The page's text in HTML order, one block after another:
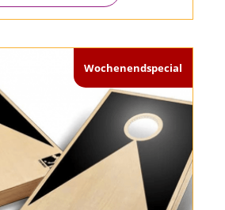
Wochenendspecial